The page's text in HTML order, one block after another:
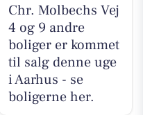
Chr. Molbechs Vej
4 og 9 andre
boliger er kommet
til salg denne uge
i Aarhus - se
boligerne her.